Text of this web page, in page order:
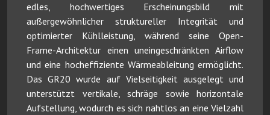
edles, hochwertiges Erscheinungsbild mit
außergewöhnlicher struktureller Integrität und
optimierter Kühlleistung, während seine Open-
Frame-Architektur einen uneingeschränkten Airflow
und eine hocheffiziente Wärmeableitung ermöglicht.
Das GR20 wurde auf Vielseitigkeit ausgelegt und
unterstützt vertikale, schräge sowie horizontale
Aufstellung, wodurch es sich nahtlos an eine Vielzahl